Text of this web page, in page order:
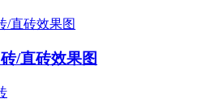
/直砖效果图